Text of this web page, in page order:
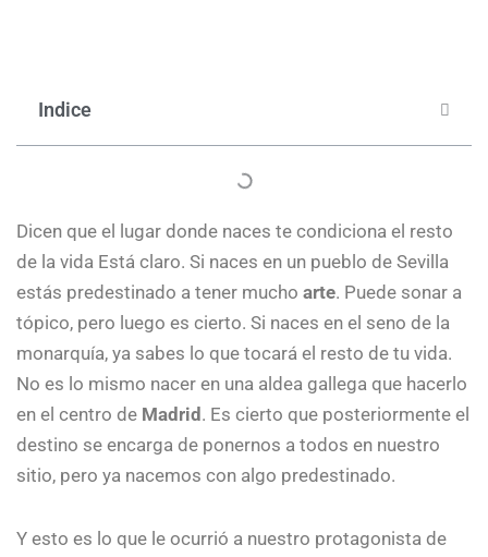
Indice
Dicen que el lugar donde naces te condiciona el resto
de la vida Está claro. Si naces en un pueblo de Sevilla
estás predestinado a tener mucho arte. Puede sonar a
tópico, pero luego es cierto. Si naces en el seno de la
monarquía, ya sabes lo que tocará el resto de tu vida.
No es lo mismo nacer en una aldea gallega que hacerlo
en el centro de Madrid . Es cierto que posteriormente el
destino se encarga de ponernos a todos en nuestro
sitio, pero ya nacemos con algo predestinado.
Y esto es lo que le ocurrió a nuestro protagonista de